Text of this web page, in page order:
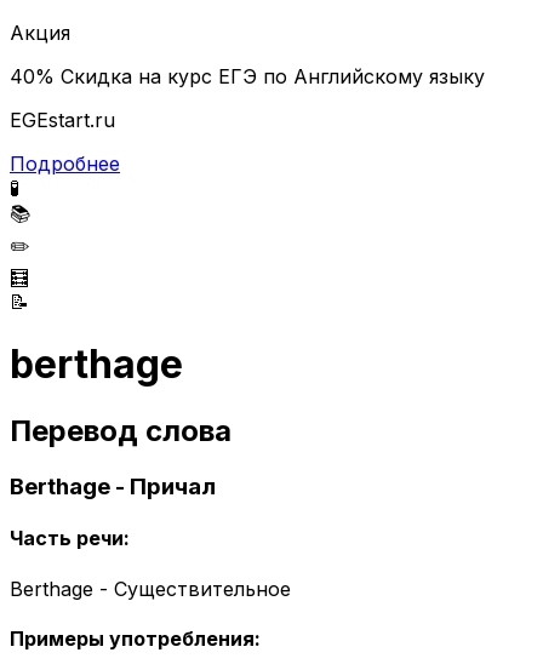
Акция
40% Скидка на курс ЕГЭ по Английскому языку
EGEstart.ru
Подробнее
🧪
📚
✏️
🧮
📝
berthage
Перевод слова
Berthage - Причал
Часть речи:
Berthage - Существительное
Примеры употребления: